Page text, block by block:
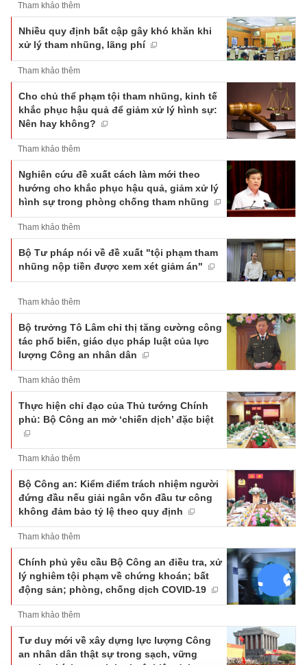
Tham khảo thêm
Nhiều quy định bất cập gây khó khăn khi
xử lý tham nhũng, lãng phí
Tham khảo thêm
Cho chủ thể phạm tội tham nhũng, kinh tế
khắc phục hậu quả để giảm xử lý hình sự:
Nên hay không?
Tham khảo thêm
Nghiên cứu đề xuất cách làm mới theo
hướng cho khắc phục hậu quả, giảm xử lý
hình sự trong phòng chống tham nhũng
Tham khảo thêm
Bộ Tư pháp nói về đề xuất "tội phạm tham
nhũng nộp tiền được xem xét giảm án"
Tham khảo thêm
Bộ trưởng Tô Lâm chỉ thị tăng cường công
tác phổ biến, giáo dục pháp luật của lực
lượng Công an nhân dân
Tham khảo thêm
Thực hiện chỉ đạo của Thủ tướng Chính
phủ: Bộ Công an mở ‘chiến dịch’ đặc biệt
Tham khảo thêm
Bộ Công an: Kiểm điểm trách nhiệm người
đứng đầu nếu giải ngân vốn đầu tư công
không đảm bảo tỷ lệ theo quy định
Tham khảo thêm
Chính phủ yêu cầu Bộ Công an điều tra, xử
lý nghiêm tội phạm về chứng khoán; bất
động sản; phòng, chống dịch COVID-19
Tham khảo thêm
Tư duy mới về xây dựng lực lượng Công
an nhân dân thật sự trong sạch, vững